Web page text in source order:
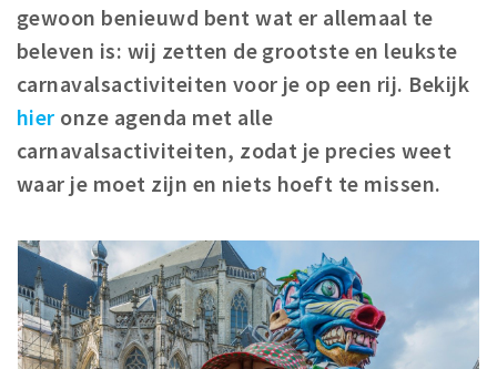
Uitjes & activiteiten
Toeristische routes
Natuurgebieden
Baroniepoorten
Sport
Inloggen
gewoon benieuwd bent wat er allemaal te
beleven is: wij zetten de grootste en leukste
carnavalsactiviteiten voor je op een rij. Bekijk
hier onze agenda met alle
carnavalsactiviteiten, zodat je precies weet
waar je moet zijn en niets hoeft te missen.